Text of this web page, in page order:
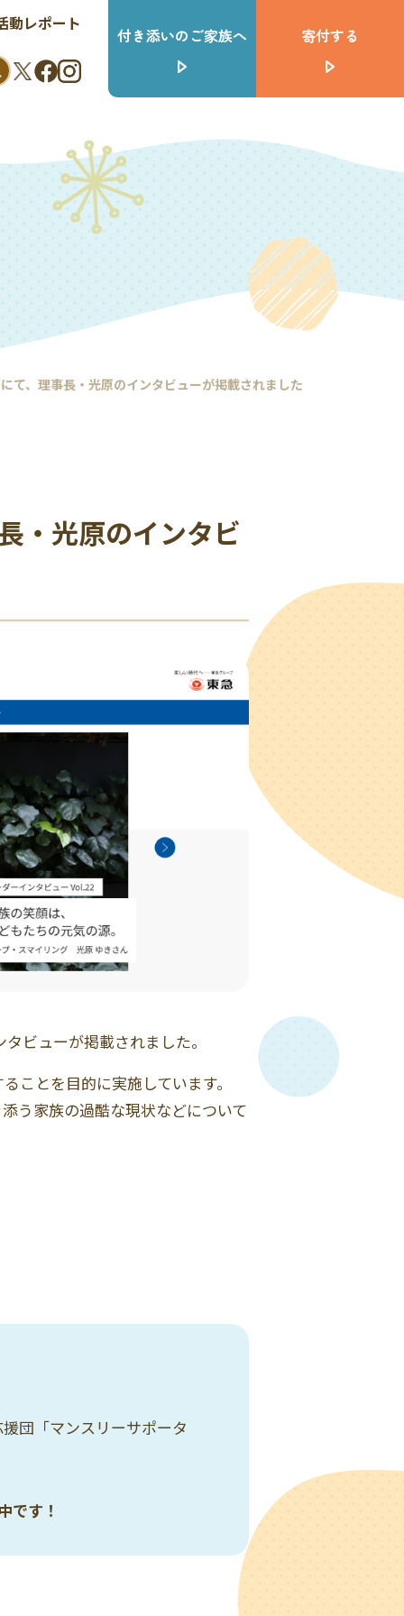
動レポート
付き添いのご家族へ 寄付する
て、理事長・光原のインタビューが掲載されました
・光原のインタビ
ビューが掲載されました。
ことを目的に実施しています。
う家族の過酷な現状などについて
団「マンスリーサポータ
です！